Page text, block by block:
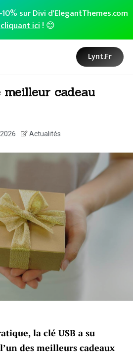
sur Divi d'ElegantThemes.com
cliquant ici! 😊
Lynt.fr
meilleur cadeau
Actualités
la clé USB a su
des meilleurs cadeaux